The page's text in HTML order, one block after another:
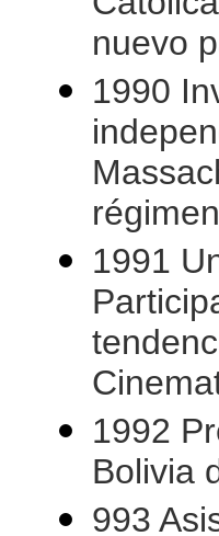
nuevo
1990
1991
1992
Bolivia
993